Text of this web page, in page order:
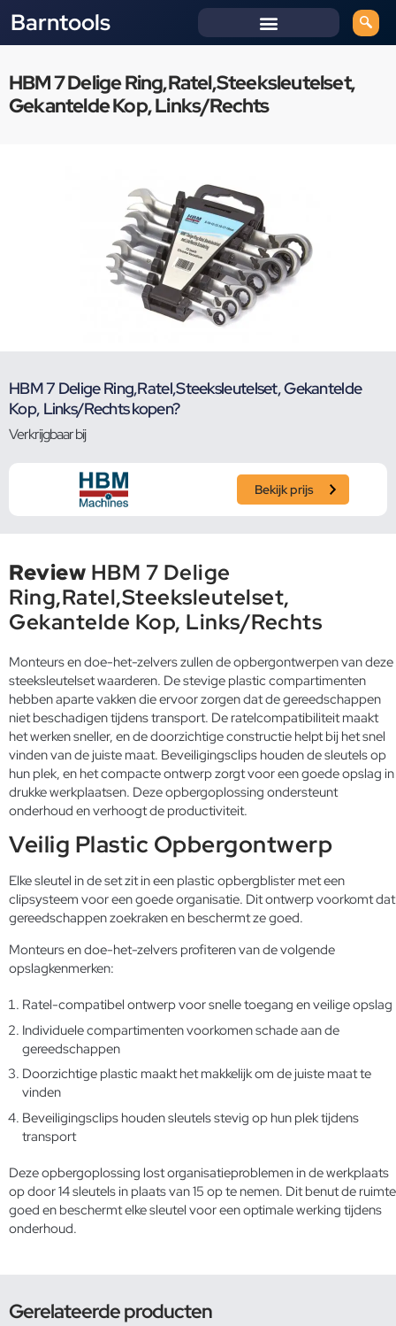
Barntools
HBM 7 Delige Ring,Ratel,Steeksleutelset,
Gekantelde Kop, Links/Rechts
HBM 7 Delige Ring,Ratel,Steeksleutelset, Gekantelde
Kop, Links/Rechts kopen?
Verkrijgbaar bij
Bekijk prijs
Review HBM 7 Delige
Ring,Ratel,Steeksleutelset,
Gekantelde Kop, Links/Rechts
Monteurs en doe-het-zelvers zullen de opbergontwerpen van deze
steeksleutelset waarderen. De stevige plastic compartimenten
hebben aparte vakken die ervoor zorgen dat de gereedschappen
niet beschadigen tijdens transport. De ratelcompatibiliteit maakt
het werken sneller, en de doorzichtige constructie helpt bij het snel
vinden van de juiste maat. Beveiligingsclips houden de sleutels op
hun plek, en het compacte ontwerp zorgt voor een goede opslag in
drukke werkplaatsen. Deze opbergoplossing ondersteunt
onderhoud en verhoogt de productiviteit.
Veilig Plastic Opbergontwerp
Elke sleutel in de set zit in een plastic opbergblister met een
clipsysteem voor een goede organisatie. Dit ontwerp voorkomt dat
gereedschappen zoekraken en beschermt ze goed.
Monteurs en doe-het-zelvers profiteren van de volgende
opslagkenmerken:
Ratel-compatibel ontwerp voor snelle toegang en veilige opslag
Individuele compartimenten voorkomen schade aan de
gereedschappen
Doorzichtige plastic maakt het makkelijk om de juiste maat te
vinden
Beveiligingsclips houden sleutels stevig op hun plek tijdens
transport
Deze opbergoplossing lost organisatieproblemen in de werkplaats
op door 14 sleutels in plaats van 15 op te nemen. Dit benut de ruimte
goed en beschermt elke sleutel voor een optimale werking tijdens
onderhoud.
Gerelateerde producten